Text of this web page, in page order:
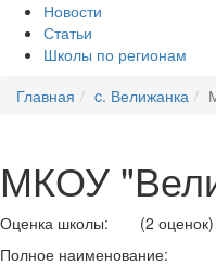
Новости
Статьи
Школы по регионам
Главная
c. Велижанка
МКОУ
Оценка школы:
(2 оценок)
Полное наименование: